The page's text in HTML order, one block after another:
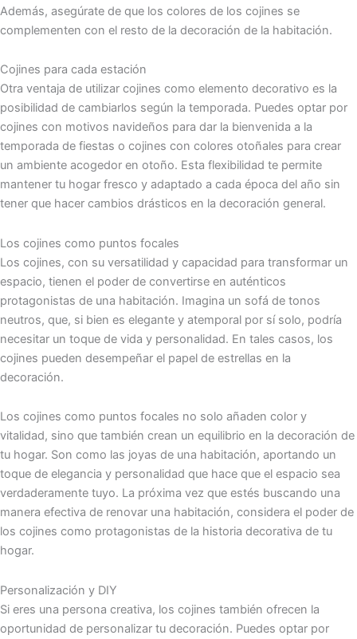
Además, asegúrate de que los colores de los cojines se
complementen con el resto de la decoración de la habitación.
Cojines para cada estación
Otra ventaja de utilizar cojines como elemento decorativo es la
posibilidad de cambiarlos según la temporada. Puedes optar por
cojines con motivos navideños para dar la bienvenida a la
temporada de fiestas o cojines con colores otoñales para crear
un ambiente acogedor en otoño. Esta flexibilidad te permite
mantener tu hogar fresco y adaptado a cada época del año sin
tener que hacer cambios drásticos en la decoración general.
Los cojines como puntos focales
Los cojines, con su versatilidad y capacidad para transformar un
espacio, tienen el poder de convertirse en auténticos
protagonistas de una habitación. Imagina un sofá de tonos
neutros, que, si bien es elegante y atemporal por sí solo, podría
necesitar un toque de vida y personalidad. En tales casos, los
cojines pueden desempeñar el papel de estrellas en la
decoración.
Los cojines como puntos focales no solo añaden color y
vitalidad, sino que también crean un equilibrio en la decoración de
tu hogar. Son como las joyas de una habitación, aportando un
toque de elegancia y personalidad que hace que el espacio sea
verdaderamente tuyo. La próxima vez que estés buscando una
manera efectiva de renovar una habitación, considera el poder de
los cojines como protagonistas de la historia decorativa de tu
hogar.
Personalización y DIY
Si eres una persona creativa, los cojines también ofrecen la
oportunidad de personalizar tu decoración. Puedes optar por